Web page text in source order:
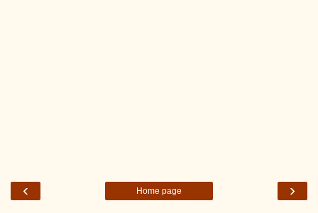
‹ ›
Home page